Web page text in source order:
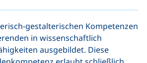
gestalterischen Kompetenzen
in wissenschaftlich
ausgebildet. Diese